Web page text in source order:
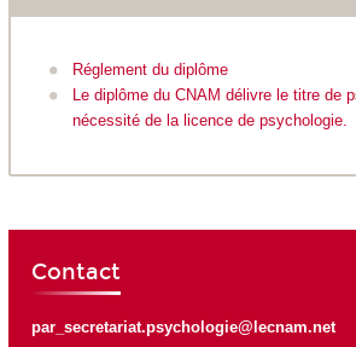
Réglement du diplôme
Le diplôme du CNAM délivre le titre de
nécessité de la licence de psychologie.
Contact
par_secretariat.psychologie@lecnam.net